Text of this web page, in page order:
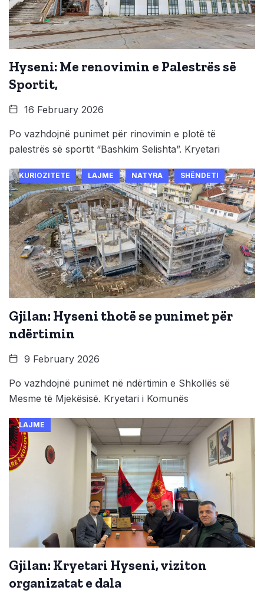
Hyseni: Me renovimin e Palestrës së
Sportit,
16 February 2026
Po vazhdojnë punimet për rinovimin e plotë të
palestrës së sportit “Bashkim Selishta”. Kryetari
KURIOZITETE LAJME NATYRA SHËNDETI
Gjilan: Hyseni thotë se punimet për
ndërtimin
9 February 2026
Po vazhdojnë punimet në ndërtimin e Shkollës së
Mesme të Mjekësisë. Kryetari i Komunës
LAJME
Gjilan: Kryetari Hyseni, viziton
organizatat e dala